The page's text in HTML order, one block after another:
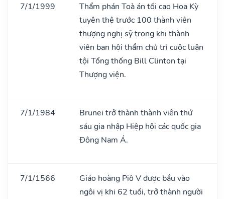
7/1/1999
Thẩm phán Toà án tối cao Hoa Kỳ
tuyên thệ trước 100 thành viên
thượng nghị sỹ trong khi thành
viên ban hội thẩm chủ trì cuộc luận
tội Tổng thống Bill Clinton tại
Thượng viện.
7/1/1984
Brunei trở thành thành viên thứ
sáu gia nhập Hiệp hội các quốc gia
Đông Nam Á.
7/1/1566
Giáo hoàng Piô V được bầu vào
ngôi vị khi 62 tuổi, trở thành người